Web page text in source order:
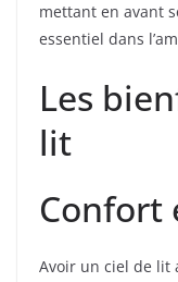
mettant en avant
essentiel dans
Les
lit
Confort
Avoir un ciel de lit